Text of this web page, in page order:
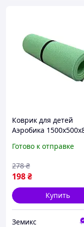
Коврик для детей
Аэробика
спортивный для
йоги Салатовый
Готово к отправке
198₴
278 ₴
Купить
Земикс